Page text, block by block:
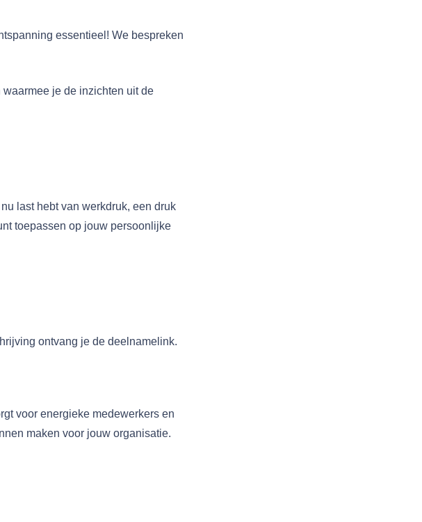
essentieel! We bespreken
je de inzichten uit de
last hebt van werkdruk, een druk
toepassen op jouw persoonlijke
ontvang je de deelnamelink.
voor energieke medewerkers en
maken voor jouw organisatie.